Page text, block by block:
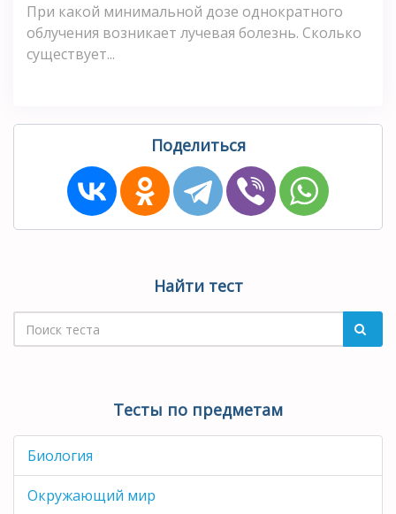
При какой минимальной дозе однократного
облучения возникает лучевая болезнь. Сколько
существует...
Поделиться
Найти тест
Тесты по предметам
Биология
Окружающий мир